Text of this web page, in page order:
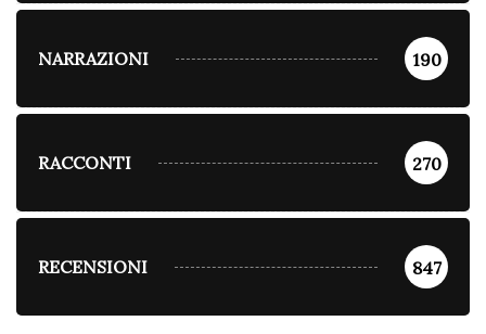
NARRAZIONI 190
RACCONTI 270
RECENSIONI 847